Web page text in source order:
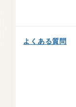
よくある質問